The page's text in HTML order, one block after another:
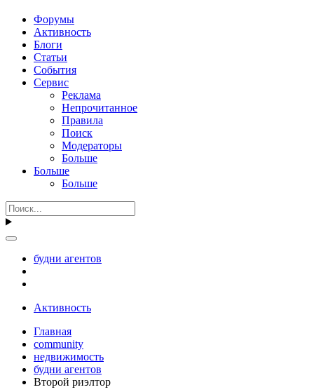
Форумы
Активность
Блоги
Статьи
События
Сервис
Реклама
Непрочитанное
Правила
Поиск
Модераторы
Больше
Больше
Больше
будни агентов
Активность
Главная
community
недвижимость
будни агентов
Второй риэлтор